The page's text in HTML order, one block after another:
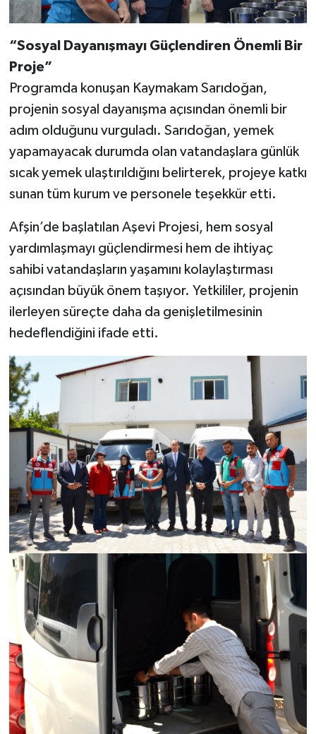
“Sosyal Dayanışmayı Güçlendiren Önemli Bir
Proje”
Programda konuşan Kaymakam Sarıdoğan,
projenin sosyal dayanışma açısından önemli bir
adım olduğunu vurguladı. Sarıdoğan, yemek
yapamayacak durumda olan vatandaşlara günlük
sıcak yemek ulaştırıldığını belirterek, projeye katkı
sunan tüm kurum ve personele teşekkür etti.
Afşin’de başlatılan Aşevi Projesi, hem sosyal
yardımlaşmayı güçlendirmesi hem de ihtiyaç
sahibi vatandaşların yaşamını kolaylaştırması
açısından büyük önem taşıyor. Yetkililer, projenin
ilerleyen süreçte daha da genişletilmesinin
hedeflendiğini ifade etti.